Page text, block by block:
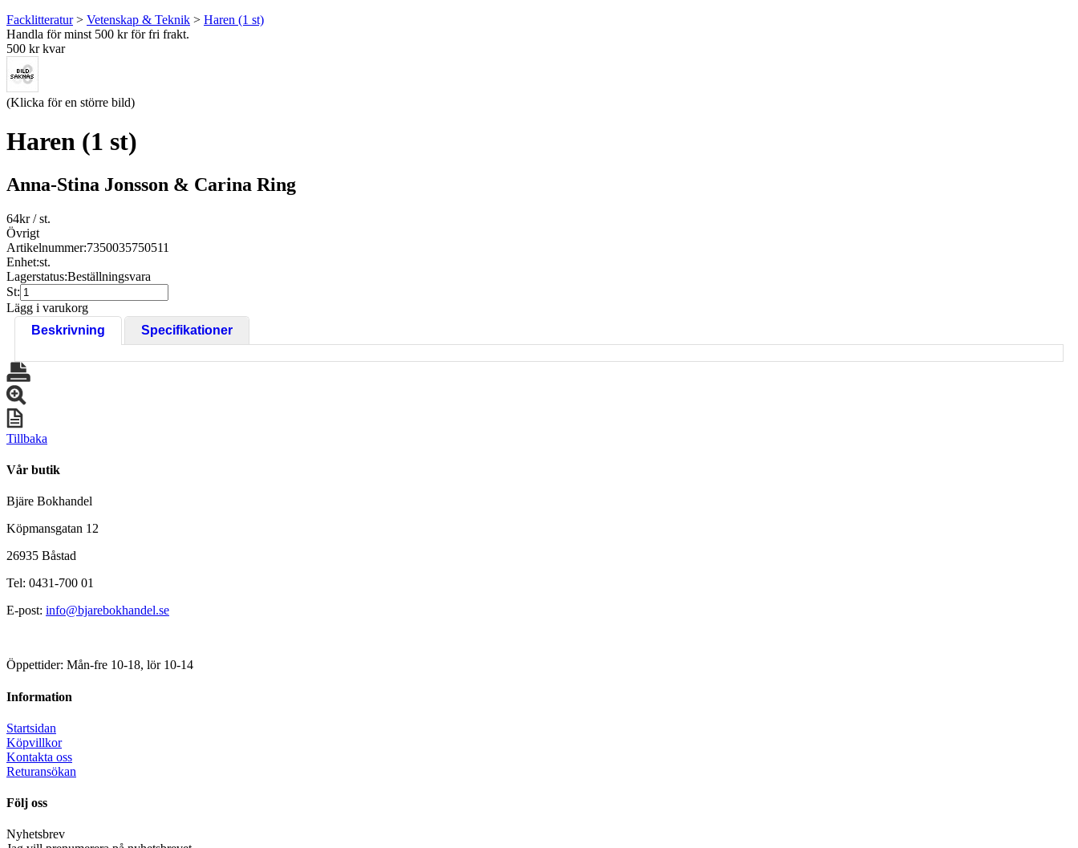
Facklitteratur> Vetenskap & Teknik > Haren (1 st)
Handla för minst 500 kr för fri frakt.
500 kr kvar
(Klicka för en större bild)
Haren (1 st)
Anna-Stina Jonsson & Carina Ring
64kr/ st.
Övrigt
Artikelnummer:7350035750511
Enhet:st.
Lagerstatus:Beställningsvara
St:
Lägg i varukorg
Beskrivning
Specifikationer
Tillbaka
Vår butik
Bjäre Bokhandel
Köpmansgatan 12
26935 Båstad
Tel: 0431-700 01
E-post: info@bjarebokhandel.se
Öppettider: Mån-fre 10-18, lör 10-14
Information
Startsidan
Köpvillkor
Kontakta oss
Returansökan
Följ oss
Nyhetsbrev